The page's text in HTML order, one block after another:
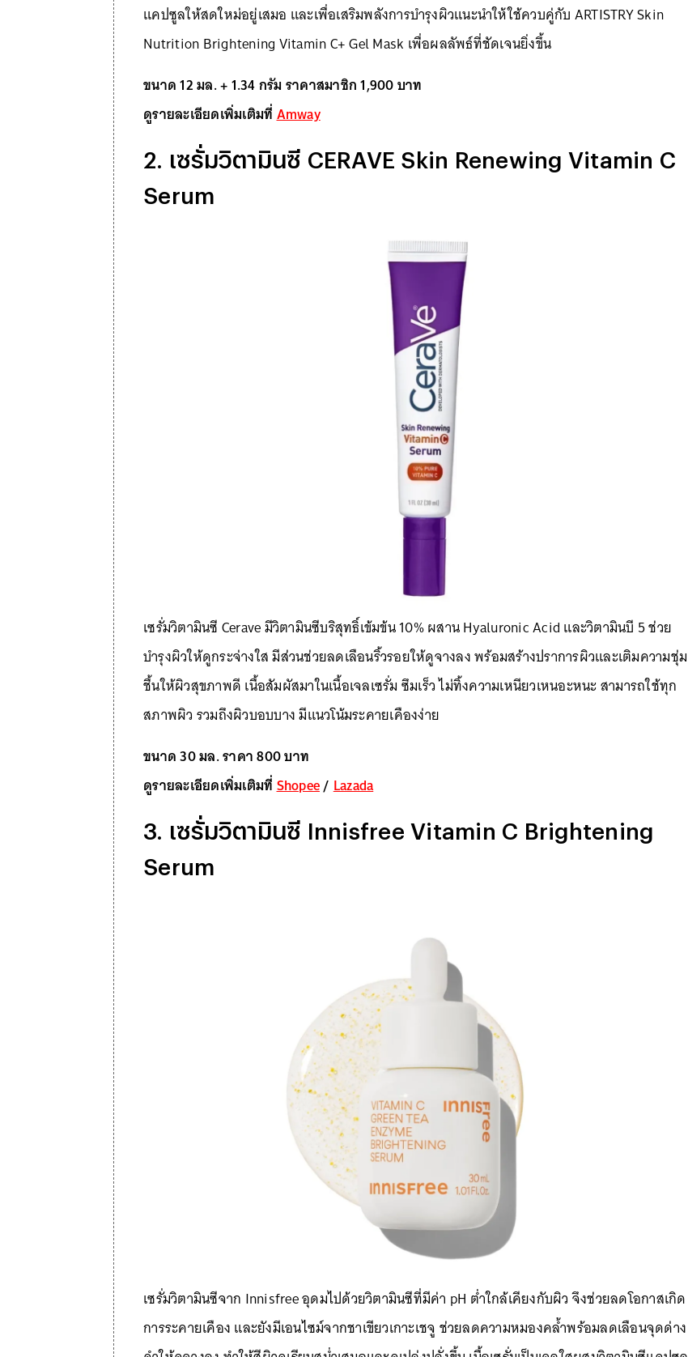
แคปซูลให้สดใหม่อยู่เสมอ และเพื่อเสริมพลังการบำรุงผิวแนะนำให้ใช้ควบคู่กับ ARTISTRY Skin
Nutrition Brightening Vitamin C+ Gel Mask เพื่อผลลัพธ์ที่ชัดเจนยิ่งขึ้น
ขนาด 12 มล. + 1.34 กรัม ราคาสมาชิก 1,900 บาท
ดูรายละเอียดเพิ่มเติมที่Amway
2. เซรั่มวิตามินซี CERAVE Skin Renewing Vitamin C
Serum
เซรั่มวิตามินซี Cerave มีวิตามินซีบริสุทธิ์เข้มข้น 10% ผสาน Hyaluronic Acid และวิตามินบี 5 ช่วย
บำรุงผิวให้ดูกระจ่างใส มีส่วนช่วยลดเลือนริ้วรอยให้ดูจางลง พร้อมสร้างปราการผิวและเติมความชุ่ม
ชื้นให้ผิวสุขภาพดี เนื้อสัมผัสมาในเนื้อเจลเซรั่ม ซึมเร็ว ไม่ทิ้งความเหนียวเหนอะหนะ สามารถใช้ทุก
สภาพผิว รวมถึงผิวบอบบาง มีแนวโน้มระคายเคืองง่าย
ขนาด 30 มล. ราคา 800 บาท
ดูรายละเอียดเพิ่มเติมที่Shopee/Lazada
3. เซรั่มวิตามินซี Innisfree Vitamin C Brightening
Serum
เซรั่มวิตามินซีจาก Innisfree อุดมไปด้วยวิตามินซีที่มีค่า pH ต่ำใกล้เคียงกับผิว จึงช่วยลดโอกาสเกิด
การระคายเคือง และยังมีเอนไซม์จากชาเขียวเกาะเชจู ช่วยลดความหมองคล้ำพร้อมลดเลือนจุดด่าง